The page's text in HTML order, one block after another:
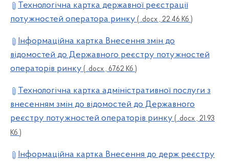
Технологічна картка державної реєстрації
потужностей оператора ринку ( .docx , 22.46 Кб )
Інформаційна картка Внесення змін до
відомостей до Державного реєстру потужностей
операторів ринку ( .docx , 67.62 Кб )
Технологічна картка адміністративної послуги з
внесенням змін до відомостей до Державного
реєстру потужностей операторів ринку ( .docx , 21.93
Кб )
Інформаційна картка Внесення до держ реєстру